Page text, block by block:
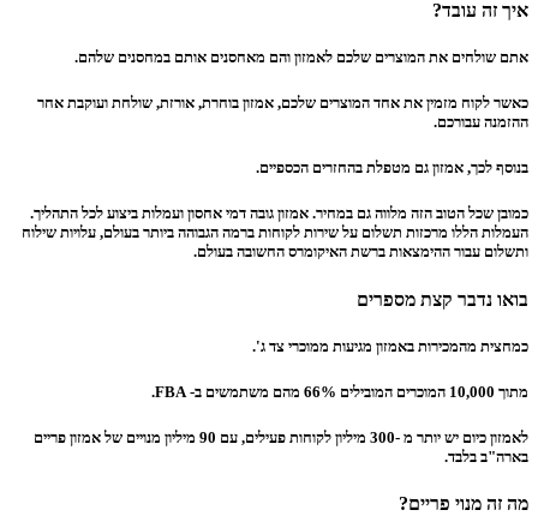
איך זה עובד?
אתם שולחים את המוצרים שלכם לאמזון והם מאחסנים אותם במחסנים שלהם.
כאשר לקוח מזמין את אחד המוצרים שלכם, אמזון בוחרת, אורזת, שולחת ועוקבת אחר
ההזמנה עבורכם.
בנוסף לכך, אמזון גם מטפלת בהחזרים הכספיים.
כמובן שכל הטוב הזה מלווה גם במחיר. אמזון גובה דמי אחסון ועמלות ביצוע לכל התהליך.
העמלות הללו מרכזות תשלום על שירות לקוחות ברמה הגבוהה ביותר בעולם, עלויות שילוח
ותשלום עבור ההימצאות ברשת האיקומרס החשובה בעולם.
בואו נדבר קצת מספרים
כמחצית מהמכירות באמזון מגיעות ממוכרי צד ג'.
מתוך 10,000 המוכרים המובילים 66% מהם משתמשים ב- FBA.
לאמזון כיום יש יותר מ -300 מיליון לקוחות פעילים, עם 90 מיליון מנויים של אמזון פריים
בארה"ב בלבד.
מה זה מנוי פריים?